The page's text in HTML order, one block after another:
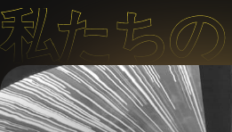
私たち